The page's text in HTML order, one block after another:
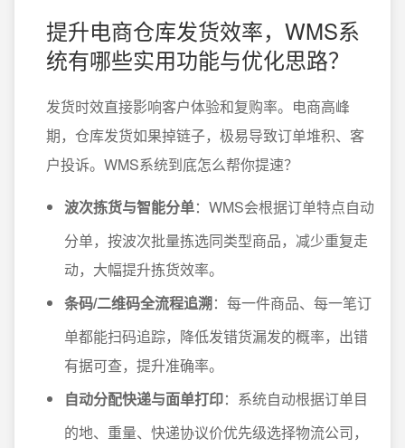
提升电商仓库发货效率，WMS系
统有哪些实用功能与优化思路？
发货时效直接影响客户体验和复购率。电商高峰
期，仓库发货如果掉链子，极易导致订单堆积、客
户投诉。WMS系统到底怎么帮你提速？
波次拣货与智能分单：WMS会根据订单特点自动
分单，按波次批量拣选同类型商品，减少重复走
动，大幅提升拣货效率。
条码/二维码全流程追溯：每一件商品、每一笔订
单都能扫码追踪，降低发错货漏发的概率，出错
有据可查，提升准确率。
自动分配快递与面单打印：系统自动根据订单目
的地、重量、快递协议价优先级选择物流公司，